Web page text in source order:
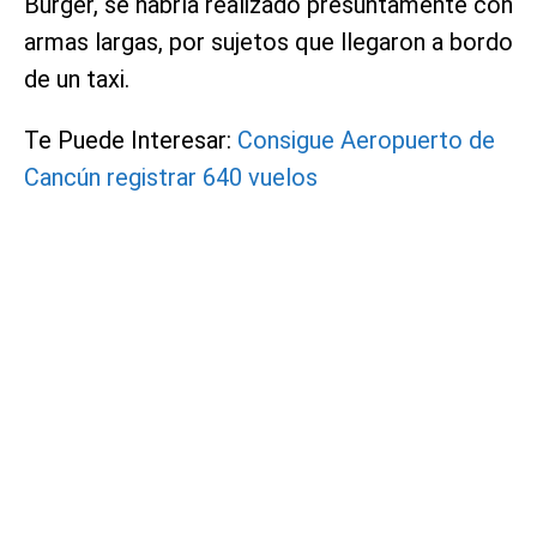
armas largas, por sujetos que llegaron a bordo
de un taxi.
Te Puede Interesar: Consigue Aeropuerto de
Cancún registrar 640 vuelos